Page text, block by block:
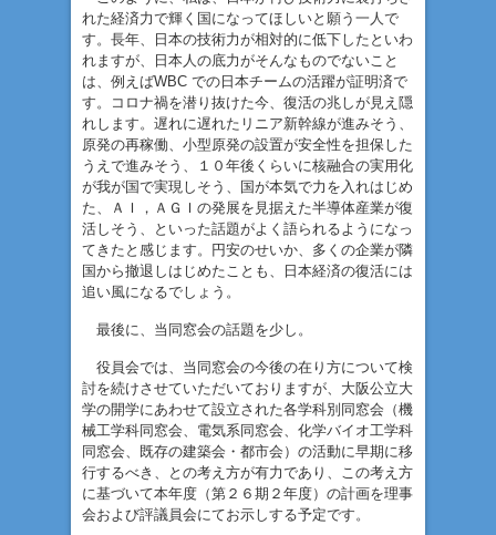
れた経済力で輝く国になってほしいと願う一人で
す。長年、日本の技術力が相対的に低下したといわ
れますが、日本人の底力がそんなものでないこと
は、例えばWBC での日本チームの活躍が証明済で
す。コロナ禍を潜り抜けた今、復活の兆しが見え隠
れします。遅れに遅れたリニア新幹線が進みそう、
原発の再稼働、小型原発の設置が安全性を担保した
うえで進みそう、１０年後くらいに核融合の実用化
が我が国で実現しそう、国が本気で力を入れはじめ
た、ＡＩ，ＡＧＩの発展を見据えた半導体産業が復
活しそう、といった話題がよく語られるようになっ
てきたと感じます。円安のせいか、多くの企業が隣
国から撤退しはじめたことも、日本経済の復活には
追い風になるでしょう。
最後に、当同窓会の話題を少し。
役員会では、当同窓会の今後の在り方について検
討を続けさせていただいておりますが、大阪公立大
学の開学にあわせて設立された各学科別同窓会（機
械工学科同窓会、電気系同窓会、化学バイオ工学科
同窓会、既存の建築会・都市会）の活動に早期に移
行するべき、との考え方が有力であり、この考え方
に基づいて本年度（第２６期２年度）の計画を理事
会および評議員会にてお示しする予定です。